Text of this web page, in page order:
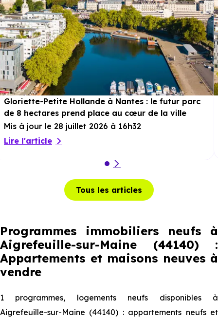
Gloriette-Petite Hollande à Nantes : le futur parc
de 8 hectares prend place au cœur de la ville
Mis à jour le 28 juillet 2026 à 16h32
Lire l'article
Tous les articles
Programmes immobiliers neufs à
Aigrefeuille-sur-Maine (44140) :
Appartements et maisons neuves à
vendre
1 programmes, logements neufs disponibles à
Aigrefeuille-sur-Maine (44140) : appartements neufs et